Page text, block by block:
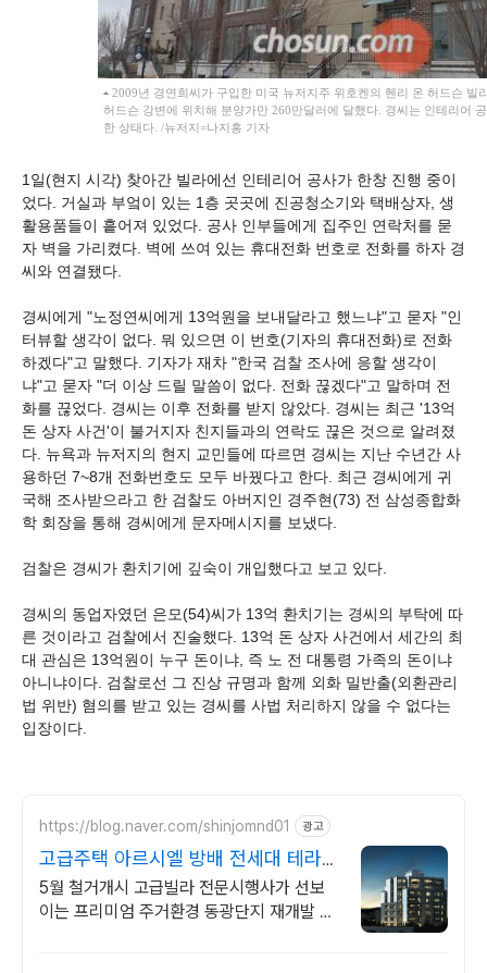
2009년 경연희씨가 구입한 미국 뉴저지주 위호켄의 헨리 온 허드슨 빌
허드슨 강변에 위치해 분양가만 260만달러에 달했다. 경씨는 인테리어
한 상태다. /뉴저지=나지홍 기자
1일(현지 시각) 찾아간 빌라에선 인테리어 공사가 한창 진행 중이
었다. 거실과 부엌이 있는 1층 곳곳에 진공청소기와 택배상자, 생
활용품들이 흩어져 있었다. 공사 인부들에게 집주인 연락처를 묻
자 벽을 가리켰다. 벽에 쓰여 있는 휴대전화 번호로 전화를 하자 경
씨와 연결됐다.
경씨에게 "노정연씨에게 13억원을 보내달라고 했느냐"고 묻자 "인
터뷰할 생각이 없다. 뭐 있으면 이 번호(기자의 휴대전화)로 전화
하겠다"고 말했다. 기자가 재차 "한국 검찰 조사에 응할 생각이
냐"고 묻자 "더 이상 드릴 말씀이 없다. 전화 끊겠다"고 말하며 전
화를 끊었다. 경씨는 이후 전화를 받지 않았다. 경씨는 최근 '13억
돈 상자 사건'이 불거지자 친지들과의 연락도 끊은 것으로 알려졌
다. 뉴욕과 뉴저지의 현지 교민들에 따르면 경씨는 지난 수년간 사
용하던 7~8개 전화번호도 모두 바꿨다고 한다. 최근 경씨에게 귀
국해 조사받으라고 한 검찰도 아버지인 경주현(73) 전 삼성종합화
학 회장을 통해 경씨에게 문자메시지를 보냈다.
검찰은 경씨가 환치기에 깊숙이 개입했다고 보고 있다.
경씨의 동업자였던 은모(54)씨가 13억 환치기는 경씨의 부탁에 따
른 것이라고 검찰에서 진술했다. 13억 돈 상자 사건에서 세간의 최
대 관심은 13억원이 누구 돈이냐, 즉 노 전 대통령 가족의 돈이냐
아니냐이다. 검찰로선 그 진상 규명과 함께 외화 밀반출(외환관리
법 위반) 혐의를 받고 있는 경씨를 사법 처리하지 않을 수 없다는
입장이다.
https://blog.naver.com/shinjomnd01 광고
고급주택 아르시엘 방배 전세대 테라스
정남향 럭셔리
5월 철거개시 고급빌라 전문시행사가 선보
이는 프리미엄 주거환경 동광단지 재개발 사